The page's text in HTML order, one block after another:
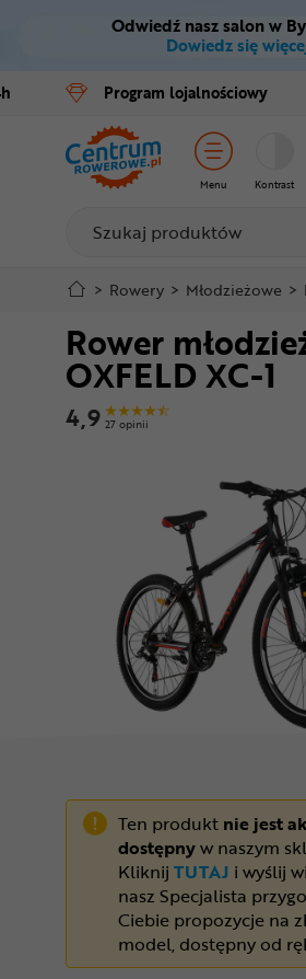
Menu główne
Informacje o
Szczegółowe
Stopka
Mapa strony
Odwiedź nasz salon w
Dowiedz się
Program lojalnościowy
Menu Kontrast
Rowery
E-bike
Części
Akcesoria
Odzież
Kaski
Buty
Superoferta
> Rowery > Młodzieżowe >
Rower
OXFELD XC-1
4,9 27 opinii
Ten produkt nie jest
dostępnyw naszym
Kliknij TUTAJ i wyślij
nasz Specjalista
Ciebie propozycje na
model, dostępny od